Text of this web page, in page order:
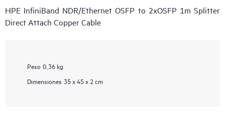
HPE InfiniBand NDR/Ethernet OSFP to 2xOSFP 1m Splitter
Direct Attach Copper Cable
Peso 0,36 kg
Dimensiones 35 x 45 x 2 cm